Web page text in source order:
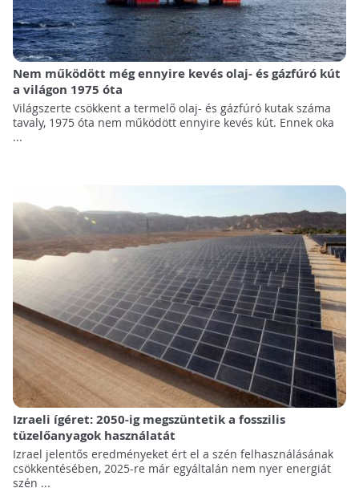
Nem működött még ennyire kevés olaj- és gázfúró kút
a világon 1975 óta
Világszerte csökkent a termelő olaj- és gázfúró kutak száma
tavaly, 1975 óta nem működött ennyire kevés kút. Ennek oka
...
Izraeli ígéret: 2050-ig megszüntetik a fosszilis
tüzelőanyagok használatát
Izrael jelentős eredményeket ért el a szén felhasználásának
csökkentésében, 2025-re már egyáltalán nem nyer energiát
szén ...